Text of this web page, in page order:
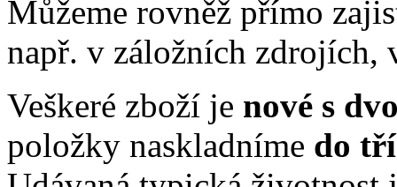
Můžeme rovněž přímo
např. v záložních zdrojích,
Veškeré zboží je nové s
položky naskladníme do